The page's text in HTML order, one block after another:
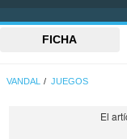
FICHA
VANDAL JUEGOS